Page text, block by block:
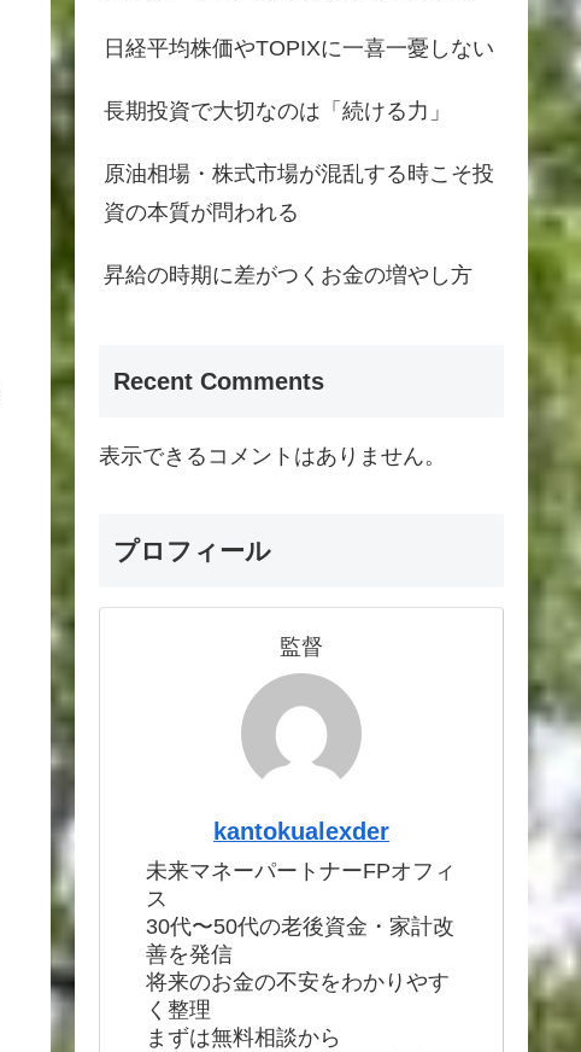
日経平均株価やTOPIXに一喜一憂しない
長期投資で大切なのは「続ける力」
原油相場・株式市場が混乱する時こそ投
資の本質が問われる
昇給の時期に差がつくお金の増やし方
Recent Comments
表示できるコメントはありません。
プロフィール
監督
kantokualexder
未来マネーパートナーFPオフィ
ス
30代〜50代の老後資金・家計改
善を発信
将来のお金の不安をわかりやす
く整理
まずは無料相談から